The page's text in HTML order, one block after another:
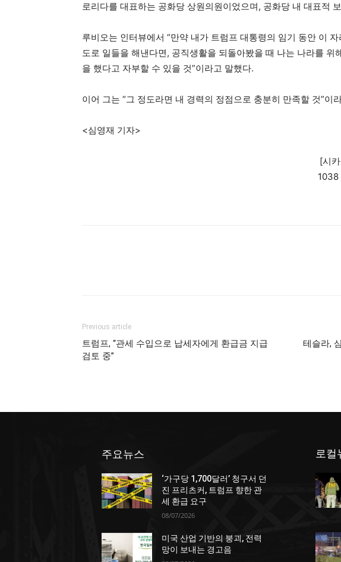
로리다를 대표하는 공화당 상원의원이었으며, 공화당 내 대표적
루비오는 인터뷰에서 “만약 내가 트럼프 대통령의 임기 동안 이
도로 일들을 해낸다면, 공직생활을 되돌아봤을 때 나는 나라를 위
을 했다고 자부할 수 있을 것”이라고 말했다.
이어 그는 “그 정도라면 내 경력의 정점으로 충분히 만족할 것”이
<심영재 기자>
[시
Previous article
트럼프, “관세 수입으로 납세자에게 환급금 지급
검토 중”
테슬라,
주요뉴스
‘가구당 1,700달러’ 청구서 던
진 프리츠커, 트럼프 향한 관
세 환급 요구
08/07/2026
미국 산업 기반의 붕괴, 전력
망이 보내는 경고음
로컬